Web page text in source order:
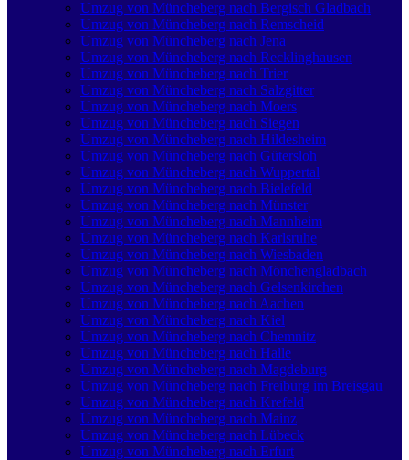
Umzug von Müncheberg nach Bergisch Gladbach
Umzug von Müncheberg nach Remscheid
Umzug von Müncheberg nach Jena
Umzug von Müncheberg nach Recklinghausen
Umzug von Müncheberg nach Trier
Umzug von Müncheberg nach Salzgitter
Umzug von Müncheberg nach Moers
Umzug von Müncheberg nach Siegen
Umzug von Müncheberg nach Hildesheim
Umzug von Müncheberg nach Gütersloh
Umzug von Müncheberg nach Wuppertal
Umzug von Müncheberg nach Bielefeld
Umzug von Müncheberg nach Münster
Umzug von Müncheberg nach Mannheim
Umzug von Müncheberg nach Karlsruhe
Umzug von Müncheberg nach Wiesbaden
Umzug von Müncheberg nach Mönchen­gladbach
Umzug von Müncheberg nach Gelsenkirchen
Umzug von Müncheberg nach Aachen
Umzug von Müncheberg nach Kiel
Umzug von Müncheberg nach Chemnitz
Umzug von Müncheberg nach Halle
Umzug von Müncheberg nach Magdeburg
Umzug von Müncheberg nach Freiburg im Breisgau
Umzug von Müncheberg nach Krefeld
Umzug von Müncheberg nach Mainz
Umzug von Müncheberg nach Lübeck
Umzug von Müncheberg nach Erfurt